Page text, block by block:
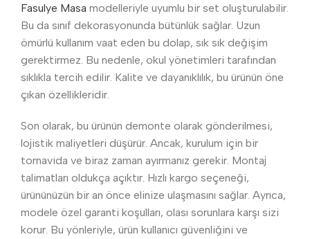
Fasulye Masa modelleriyle uyumlu bir set oluşturulabilir.
Bu da sınıf dekorasyonunda bütünlük sağlar. Uzun
ömürlü kullanım vaat eden bu dolap, sık sık değişim
gerektirmez. Bu nedenle, okul yönetimleri tarafından
sıklıkla tercih edilir. Kalite ve dayanıklılık, bu ürünün öne
çıkan özellikleridir.
Son olarak, bu ürünün demonte olarak gönderilmesi,
lojistik maliyetleri düşürür. Ancak, kurulum için bir
tornavida ve biraz zaman ayırmanız gerekir. Montaj
talimatları oldukça açıktır. Hızlı kargo seçeneği,
ürününüzün bir an önce elinize ulaşmasını sağlar. Ayrıca,
modele özel garanti koşulları, olası sorunlara karşı sizi
korur. Bu yönleriyle, ürün kullanıcı güvenliğini ve